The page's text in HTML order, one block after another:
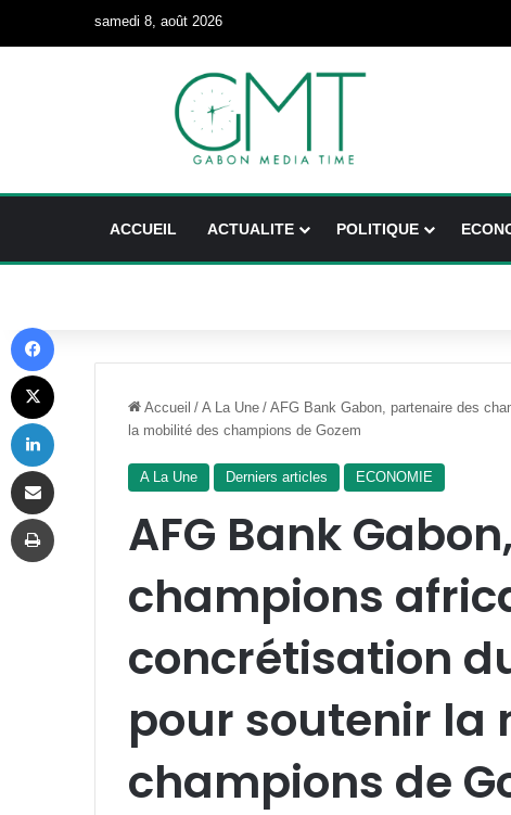
samedi 8, août 2026
ACCUEIL ACTUALITE POLITIQUE
Accueil / A La Une / AFG Bank Gabon, partenaire des
la mobilité des champions de Gozem
A La Une Derniers articles ECONOMIE
AFG Bank
champions
concrétisation
pour soutenir la
champions de